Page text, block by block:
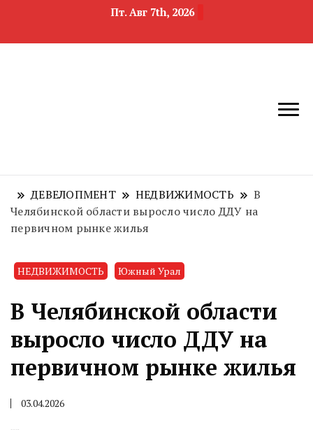
Пт. Авг 7th, 2026
область
недвижимости
ДЕВЕЛОПМЕНТ НЕДВИЖИМОСТЬ
В
Челябинской области выросло число ДДУ на
первичном рынке жилья
НЕДВИЖИМОСТЬ Южный Урал
В Челябинской области
выросло число ДДУ на
первичном рынке жилья
03.04.2026